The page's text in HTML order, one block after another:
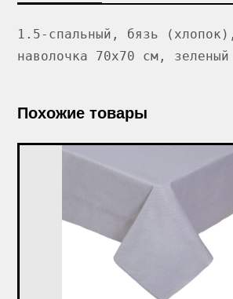
1.5-спальный, бязь
наволочка 70x70 см, зеленый
Похожие товары